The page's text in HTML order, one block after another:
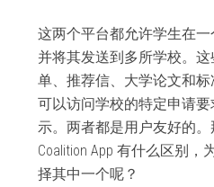
这两个平台都允许学生在
并将其发送到多所学校。
单、推荐信、大学论文和
可以访问学校的特定申请
示。两者都是用户友好的。
Coalition App 有什么区别
择其中一个呢？